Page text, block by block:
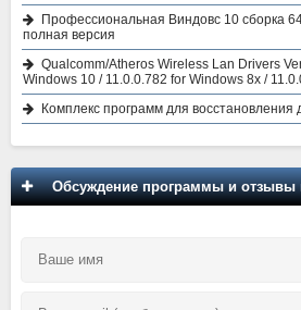
Профессиональная Виндовс 10 сборка
полная версия
Qualcomm/Atheros Wireless Lan Drivers
Windows 10 / 11.0.0.782 for Windows 8x /
Комплекс программ для восстановления
Обсуждение программы и отзывы